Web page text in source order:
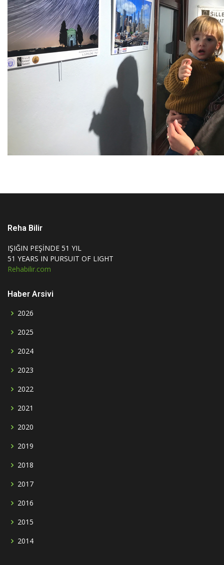
Reha Bilir
IŞIĞIN PEŞİNDE 51 YIL
51 YEARS IN PURSUIT OF LIGHT
Rehabilir.com
Haber Arsivi
2026
2025
2024
2023
2022
2021
2020
2019
2018
2017
2016
2015
2014